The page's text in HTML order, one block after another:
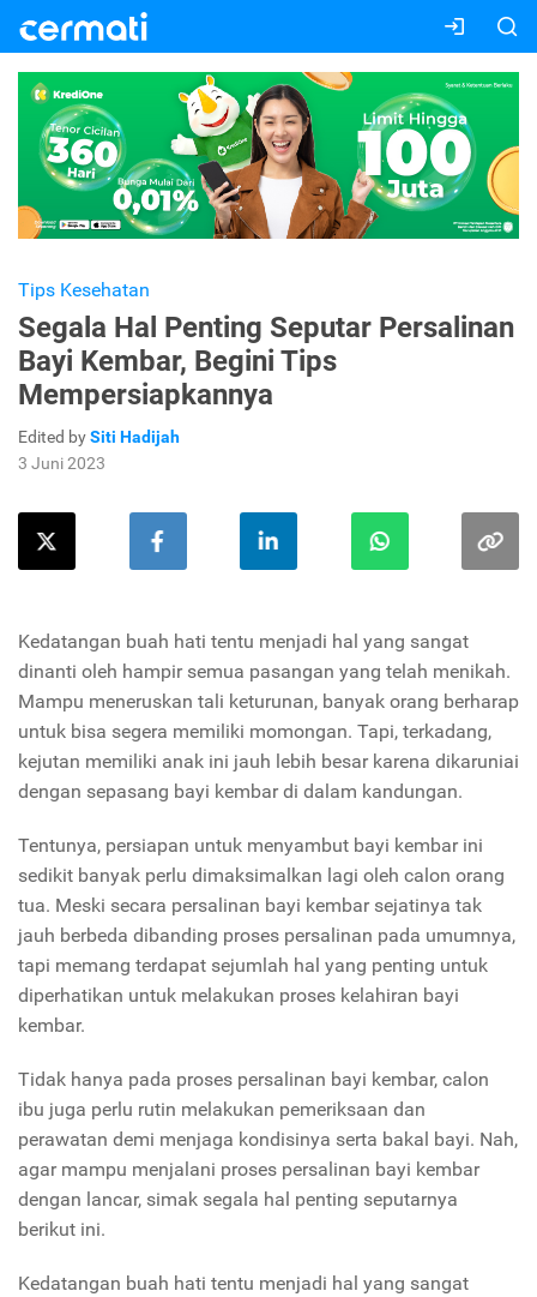
Tips Kesehatan
Segala Hal Penting Seputar Persalinan
Bayi Kembar, Begini Tips
Mempersiapkannya
Edited bySiti Hadijah
3 Juni 2023
Kedatangan buah hati tentu menjadi hal yang sangat
dinanti oleh hampir semua pasangan yang telah menikah.
Mampu meneruskan tali keturunan, banyak orang berharap
untuk bisa segera memiliki momongan. Tapi, terkadang,
kejutan memiliki anak ini jauh lebih besar karena dikaruniai
dengan sepasang bayi kembar di dalam kandungan.
Tentunya, persiapan untuk menyambut bayi kembar ini
sedikit banyak perlu dimaksimalkan lagi oleh calon orang
tua. Meski secara persalinan bayi kembar sejatinya tak
jauh berbeda dibanding proses persalinan pada umumnya,
tapi memang terdapat sejumlah hal yang penting untuk
diperhatikan untuk melakukan proses kelahiran bayi
kembar.
Tidak hanya pada proses persalinan bayi kembar, calon
ibu juga perlu rutin melakukan pemeriksaan dan
perawatan demi menjaga kondisinya serta bakal bayi. Nah,
agar mampu menjalani proses persalinan bayi kembar
dengan lancar, simak segala hal penting seputarnya
berikut ini.
Kedatangan buah hati tentu menjadi hal yang sangat